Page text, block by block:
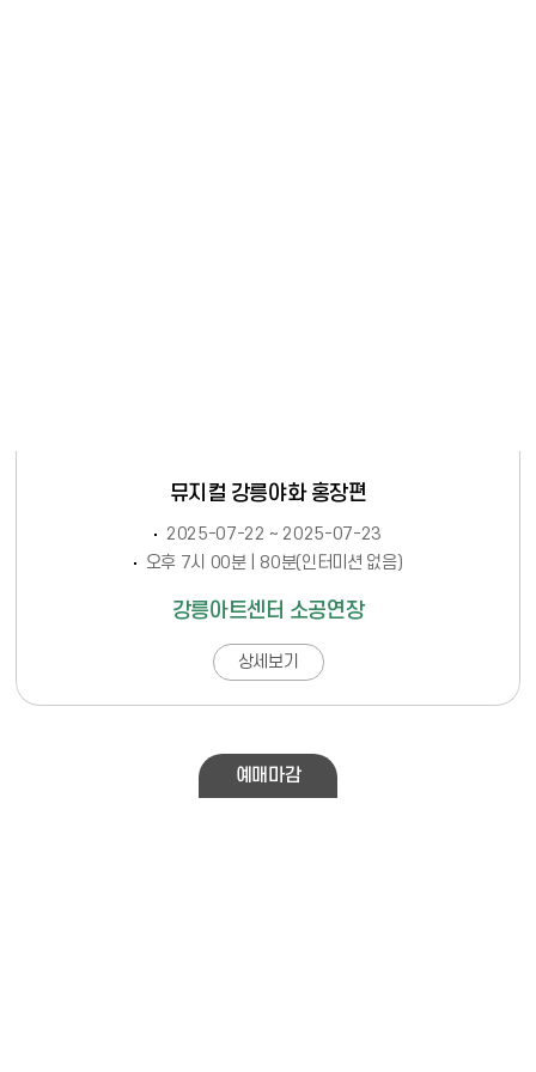
뮤지컬 강릉야화 홍장편
2025-07-22 ~ 2025-07-23
오후 7시 00분 | 80분(인터미션 없음)
강릉아트센터 소공연장
상세보기
예매마감